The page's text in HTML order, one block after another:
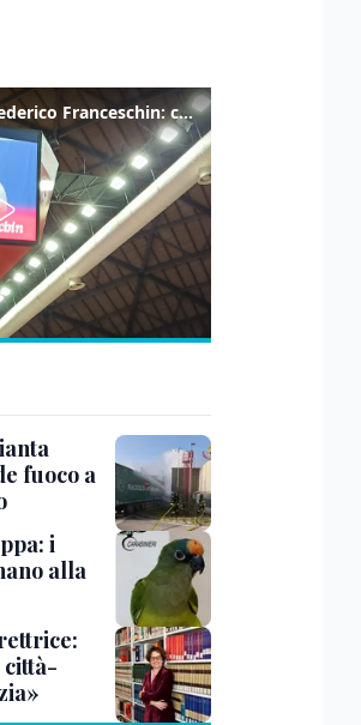
I messaggi di affetto per Federico Franceschin: così il mondo del basket gli è stato accanto fino all’ultimo
fuoco a
i
alla
città-